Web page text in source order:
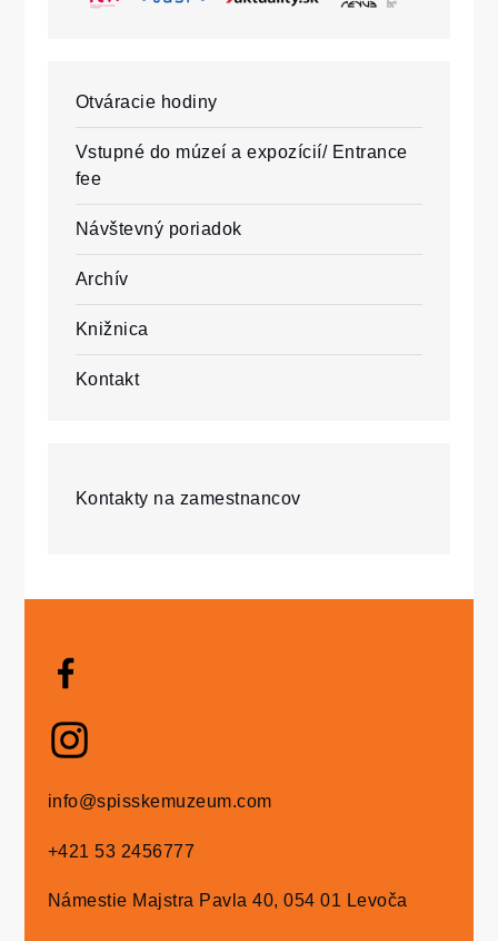
Otváracie hodiny
Vstupné do múzeí a expozícií/ Entrance
fee
Návštevný poriadok
Archív
Knižnica
Kontakt
Kontakty na zamestnancov
info@spisskemuzeum.com
+421 53 2456777
Námestie Majstra Pavla 40, 054 01 Levoča